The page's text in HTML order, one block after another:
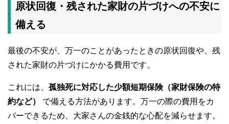
原状回復・残された家財の片づけへの不安に
備える
最後の不安が、万一のことがあったときの原状回復や、残
された家財の片づけにかかる費用です。
これには、 孤独死に対応した少額短期保険（家財保険の特
約など）
で備える方法があります。万一の際の費用をカ
バーできるため、大家さんの金銭的な心配を減らせます。